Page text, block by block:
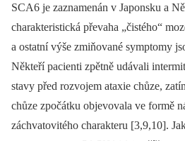
SCA6 je zaznamenán v Japonsku a
charakteristická převaha „čistého“
a ostatní výše zmiňované symptomy
Někteří pa­cienti zpětně udávali
stavy před rozvojem ataxie chůze,
chůze zpočátku objevovala ve formě
záchvatovitého charakteru [3,9,10].